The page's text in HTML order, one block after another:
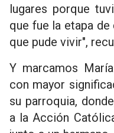
lugares porque
que fue la etapa
que pude vivir",
Y marcamos
con mayor
su parroquia,
a la Acción